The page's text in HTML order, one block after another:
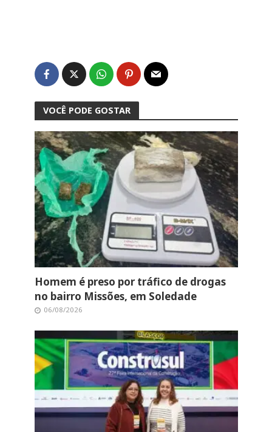
VOCÊ PODE GOSTAR
Homem é preso por tráfico de drogas
no bairro Missões, em Soledade
06/08/2026